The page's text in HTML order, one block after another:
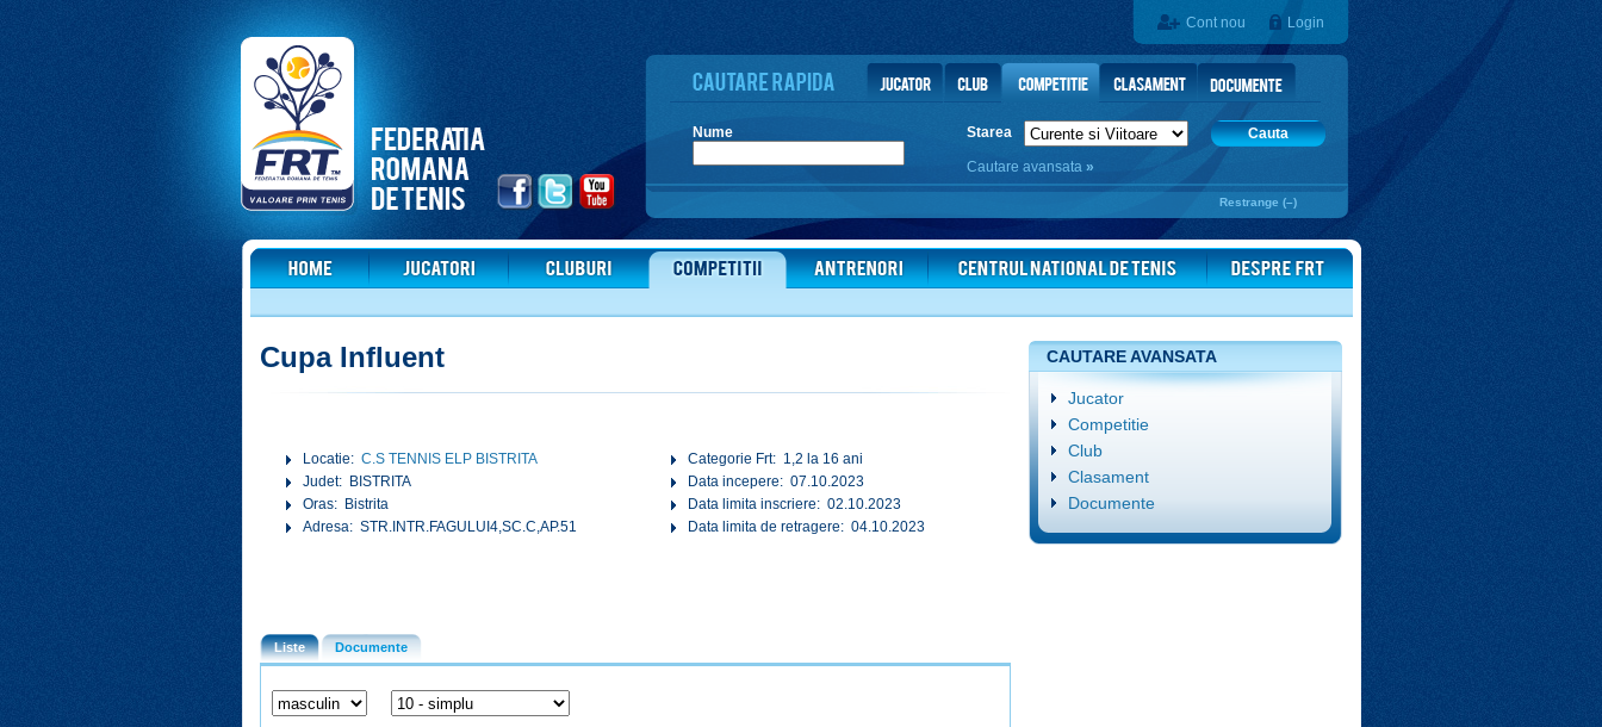
Cont nou Login
Nume Starea
Cauta
Cautare avansata »
Restrange (–)
Cupa Influent
Locatie: C.S TENNIS ELP BISTRITA
Judet: BISTRITA
Oras: Bistrita
Adresa: STR.INTR.FAGULUI4,SC.C,AP.51
Categorie Frt: 1,2 la 16 ani
Data incepere: 07.10.2023
Data limita inscriere: 02.10.2023
Data limita de retragere: 04.10.2023
Liste Documente
CAUTARE AVANSATA
Jucator
Competitie
Club
Clasament
Documente